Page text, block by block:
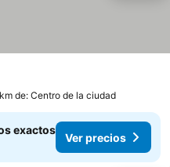
de: Centro de la ciudad
exactos
Ver precios